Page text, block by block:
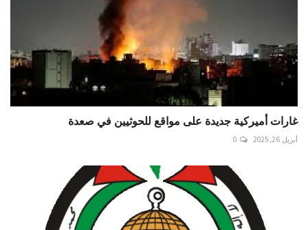
غارات أميركية جديدة على مواقع للحوثيين في صعدة ⁧‫
أبريل 26, 2025 0